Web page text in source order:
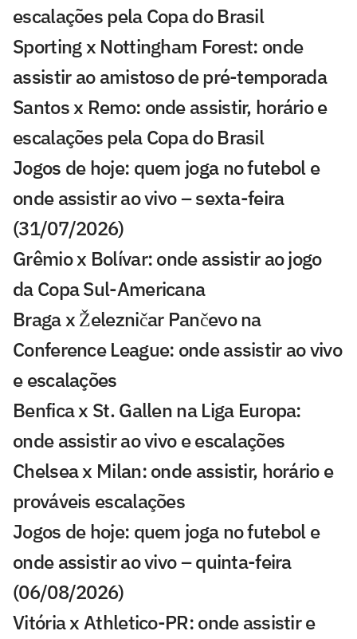
escalações pela Copa do Brasil
Sporting x Nottingham Forest: onde
assistir ao amistoso de pré-temporada
Santos x Remo: onde assistir, horário e
escalações pela Copa do Brasil
Jogos de hoje: quem joga no futebol e
onde assistir ao vivo – sexta-feira
(31/07/2026)
Grêmio x Bolívar: onde assistir ao jogo
da Copa Sul-Americana
Braga x Železničar Pančevo na
Conference League: onde assistir ao vivo
e escalações
Benfica x St. Gallen na Liga Europa:
onde assistir ao vivo e escalações
Chelsea x Milan: onde assistir, horário e
prováveis escalações
Jogos de hoje: quem joga no futebol e
onde assistir ao vivo – quinta-feira
(06/08/2026)
Vitória x Athletico-PR: onde assistir e